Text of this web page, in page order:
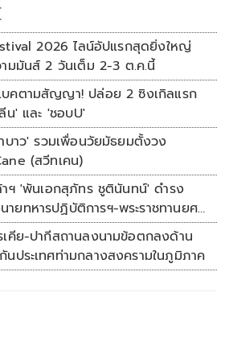
2026 ไลน์อัปแรกสุดยิ่งใหญ่
ามมันส์ 2 วันเต็ม 2-3 ต.ค.นี้
คตามสัญญา! ปล่อย 2 ซิงเกิลแรก
น' และ 'ชอบU'
บาว' รวมเพื่อนวัยมัธยมตั้งวง
(สวีทเคน)
าฯ 'พันเอกสุภัทร ชูตินันทน์' ดำรง
ายทหารปฏิบัติการฯ-พระราชทานยศ
เคีย-ปากีสถานลงนามข้อตกลงด้าน
นประเทศท่ามกลางสงครามในภูมิภาค